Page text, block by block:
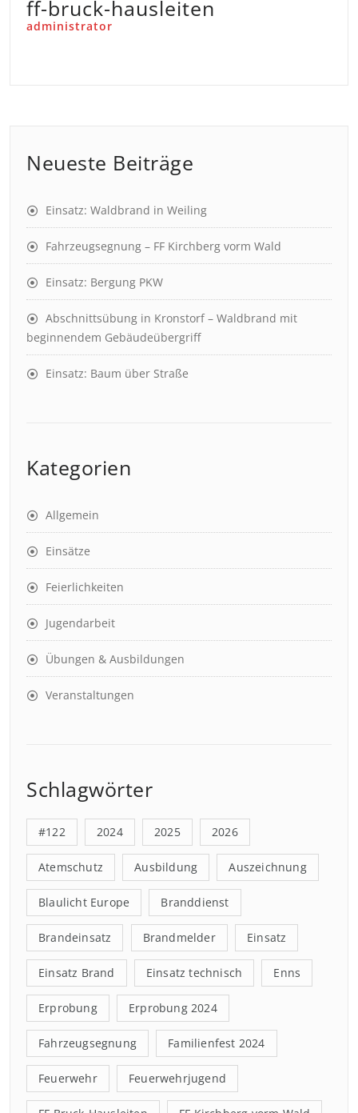
ff-bruck-hausleiten
administrator
Neueste Beiträge
Einsatz: Waldbrand in Weiling
Fahrzeugsegnung – FF Kirchberg vorm Wald
Einsatz: Bergung PKW
Abschnittsübung in Kronstorf – Waldbrand mit
beginnendem Gebäudeübergriff
Einsatz: Baum über Straße
Kategorien
Allgemein
Einsätze
Feierlichkeiten
Jugendarbeit
Übungen & Ausbildungen
Veranstaltungen
Schlagwörter
#122 2024 2025 2026
Atemschutz Ausbildung Auszeichnung
Blaulicht Europe Branddienst
Brandeinsatz Brandmelder Einsatz
Einsatz Brand Einsatz technisch Enns
Erprobung Erprobung 2024
Fahrzeugsegnung Familienfest 2024
Feuerwehr Feuerwehrjugend